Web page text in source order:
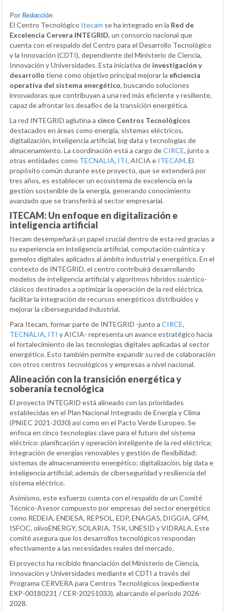
PorRedacción
El Centro Tecnológico Itecam se ha integrado en la Red de
Excelencia Cervera INTEGRID, un consorcio nacional que
cuenta con el respaldo del Centro para el Desarrollo Tecnológico
y la Innovación (CDTI), dependiente del Ministerio de Ciencia,
Innovación y Universidades. Esta iniciativa de investigación y
desarrollo tiene como objetivo principal mejorar la eficiencia
operativa del sistema energético, buscando soluciones
innovadoras que contribuyan a una red más eficiente y resiliente,
capaz de afrontar los desafíos de la transición energética.
La red INTEGRID aglutina a cinco Centros Tecnológicos
destacados en áreas como energía, sistemas eléctricos,
digitalización, inteligencia artificial, big data y tecnologías de
almacenamiento. La coordinación está a cargo deCIRCE, junto a
otras entidades como TECNALIA, ITI, AICIA e ITECAM. El
propósito común durante este proyecto, que se extenderá por
tres años, es establecer un ecosistema de excelencia en la
gestión sostenible de la energía, generando conocimiento
avanzado que se transferirá al sector empresarial.
ITECAM: Un enfoque en digitalización e
inteligencia artificial
Itecam desempeñará un papel crucial dentro de esta red gracias a
su experiencia en inteligencia artificial, computación cuántica y
gemelos digitales aplicados al ámbito industrial y energético. En el
contexto de INTEGRID, el centro contribuirá desarrollando
modelos de inteligencia artificial y algoritmos híbridos cuántico-
clásicos destinados a optimizar la operación de la red eléctrica,
facilitar la integración de recursos energéticos distribuidos y
mejorar la ciberseguridad industrial.
Para Itecam, formar parte de INTEGRID -junto a CIRCE,
TECNALIA, ITI y AICIA- representa un avance estratégico hacia
el fortalecimiento de las tecnologías digitales aplicadas al sector
energético. Esto también permite expandir su red de colaboración
con otros centros tecnológicos y empresas a nivel nacional.
Alineación con la transición energética y
soberanía tecnológica
El proyecto INTEGRID está alineado con las prioridades
establecidas en el Plan Nacional Integrado de Energía y Clima
(PNIEC 2021-2030) así como en el Pacto Verde Europeo. Se
enfoca en cinco tecnologías clave para el futuro del sistema
eléctrico: planificación y operación inteligente de la red eléctrica;
integración de energías renovables y gestión de flexibilidad;
sistemas de almacenamiento energético; digitalización, big data e
inteligencia artificial; además de ciberseguridad y resiliencia del
sistema eléctrico.
Asimismo, este esfuerzo cuenta con el respaldo de un Comité
Técnico-Asesor compuesto por empresas del sector energético
como REDEIA, ENDESA, REPSOL, EDP, ENAGAS, DIGGIA, GFM,
ISFOC, olivoENERGY, SOLARIA, TSK, UNESID y VIDRALA. Este
comité asegura que los desarrollos tecnológicos respondan
efectivamente a las necesidades reales del mercado.
El proyecto ha recibido financiación del Ministerio de Ciencia,
Innovación y Universidades mediante el CDTI a través del
Programa CERVERA para Centros Tecnológicos (expediente
EXP-00180231 / CER-20251033), abarcando el periodo 2026-
2028.